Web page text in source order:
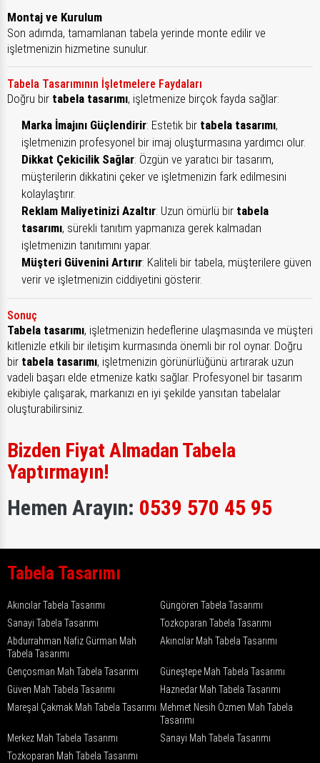
Montaj ve Kurulum
Son adımda, tamamlanan tabela yerinde monte edilir ve
işletmenizin hizmetine sunulur.
Tabela Tasarımının İşletmelere Faydaları
Doğru bir tabela tasarımı, işletmenize birçok fayda sağlar:
Marka İmajını Güçlendirir: Estetik bir tabela tasarımı,
işletmenizin profesyonel bir imaj oluşturmasına yardımcı olur.
Dikkat Çekicilik Sağlar: Özgün ve yaratıcı bir tasarım,
müşterilerin dikkatini çeker ve işletmenizin fark edilmesini
kolaylaştırır.
Reklam Maliyetinizi Azaltır: Uzun ömürlü bir tabela
tasarımı, sürekli tanıtım yapmanıza gerek kalmadan
işletmenizin tanıtımını yapar.
Müşteri Güvenini Artırır: Kaliteli bir tabela, müşterilere güven
verir ve işletmenizin ciddiyetini gösterir.
Sonuç
Tabela tasarımı, işletmenizin hedeflerine ulaşmasında ve müşteri
kitlenizle etkili bir iletişim kurmasında önemli bir rol oynar. Doğru
bir tabela tasarımı, işletmenizin görünürlüğünü artırarak uzun
vadeli başarı elde etmenize katkı sağlar. Profesyonel bir tasarım
ekibiyle çalışarak, markanızı en iyi şekilde yansıtan tabelalar
oluşturabilirsiniz.
Bizden Fiyat Almadan Tabela
Yaptırmayın!
Hemen Arayın: 0539 570 45 95
Tabela Tasarımı
Akıncılar Tabela Tasarımı
Güngören Tabela Tasarımı
Sanayi Tabela Tasarımı
Tozkoparan Tabela Tasarımı
Abdurrahman Nafiz Gürman Mah
Tabela Tasarımı
Akıncılar Mah Tabela Tasarımı
Gençosman Mah Tabela Tasarımı
Güneştepe Mah Tabela Tasarımı
Güven Mah Tabela Tasarımı
Haznedar Mah Tabela Tasarımı
Mareşal Çakmak Mah Tabela Tasarımı Mehmet Nesih Özmen Mah Tabela
Tasarımı
Merkez Mah Tabela Tasarımı
Sanayi Mah Tabela Tasarımı
Tozkoparan Mah Tabela Tasarımı